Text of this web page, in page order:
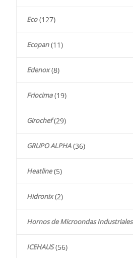
Eco (127)
Ecopan (11)
Edenox (8)
Friocima (19)
Girochef (29)
GRUPO ALPHA (36)
Heatline (5)
Hidronix (2)
Hornos de Microondas Industriales
ICEHAUS (56)